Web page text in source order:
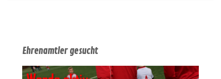
Ehrenamtler gesucht